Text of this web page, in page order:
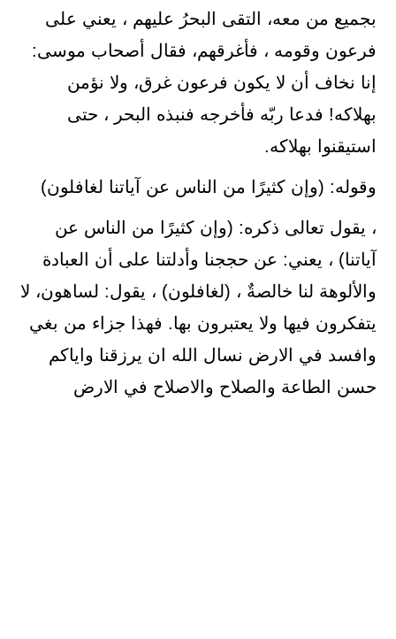
بجميع من معه، التقى البحرُ عليهم ، يعني على
فرعون وقومه ، فأغرقهم، فقال أصحاب موسى:
إنا نخاف أن لا يكون فرعون غرق، ولا نؤمن
بهلاكه! فدعا ربّه فأخرجه فنبذه البحر ، حتى
استيقنوا بهلاكه.
وقوله: (وإن كثيرًا من الناس عن آياتنا لغافلون)
، يقول تعالى ذكره: (وإن كثيرًا من الناس عن
آياتنا) ، يعني: عن حججنا وأدلتنا على أن العبادة
والألوهة لنا خالصةٌ ، (لغافلون) ، يقول: لساهون، لا
يتفكرون فيها ولا يعتبرون بها. فهذا جزاء من بغي
وافسد في الارض نسال الله ان يرزقنا واياكم
حسن الطاعة والصلاح والاصلاح في الارض